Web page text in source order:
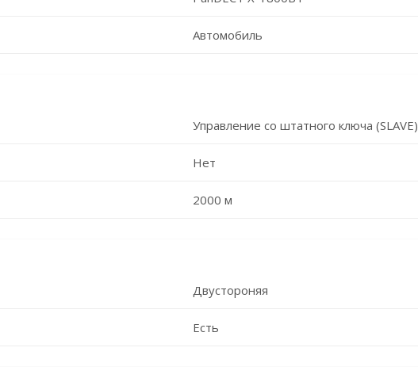
Автомобиль
Управление со штатного ключа (SLAVE)
Нет
2000 м
Двустороняя
Есть